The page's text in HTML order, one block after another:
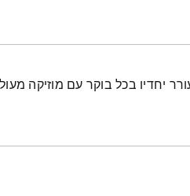
יחדיו בכל בוקר עם מוזיקה